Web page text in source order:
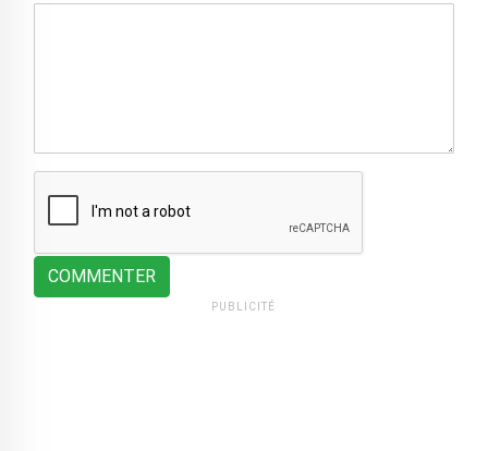
COMMENTER
PUBLICITÉ